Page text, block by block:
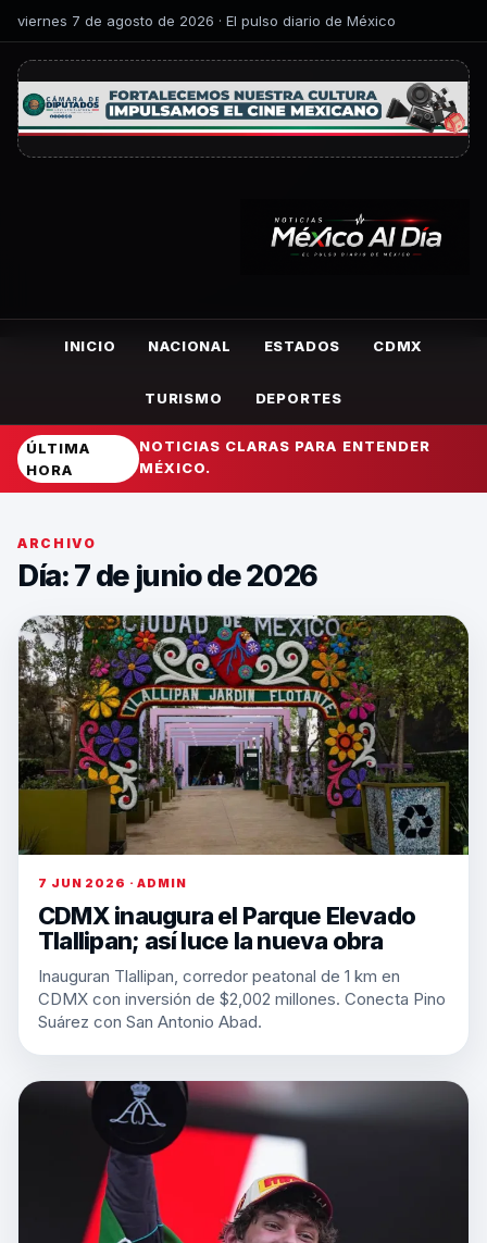
viernes 7 de agosto de 2026 · El pulso diario de México
INICIO NACIONAL ESTADOS CDMX
TURISMO DEPORTES
ÚLTIMA
HORA
NOTICIAS CLARAS PARA ENTENDER
MÉXICO.
ARCHIVO
Día: 7 de junio de 2026
7 JUN 2026 · ADMIN
CDMX inaugura el Parque Elevado
Tlallipan; así luce la nueva obra
Inauguran Tlallipan, corredor peatonal de 1 km en
CDMX con inversión de $2,002 millones. Conecta Pino
Suárez con San Antonio Abad.